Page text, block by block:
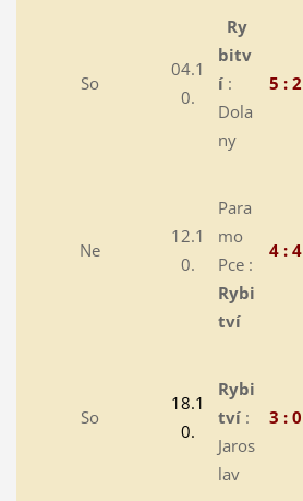
So
04.1
0.
Ry
bitv
í :
Dola
ny
5 : 2
Ne
12.1
0.
Para
mo
Pce :
Rybi
tví
4 : 4
So
18.1
0.
Rybi
tví:
Jaros
lav
3 : 0